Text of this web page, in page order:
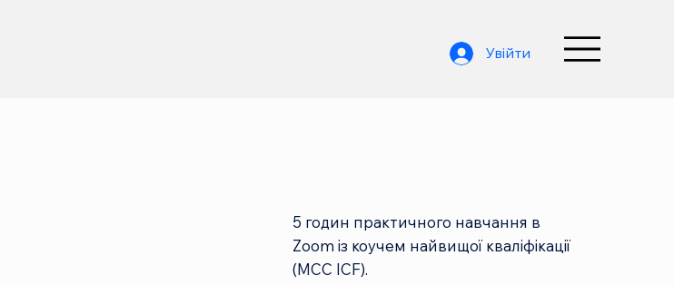
Увійти
5 годин практичного навчання в
Zoom із коучем найвищої кваліфікації
(МСС ICF).